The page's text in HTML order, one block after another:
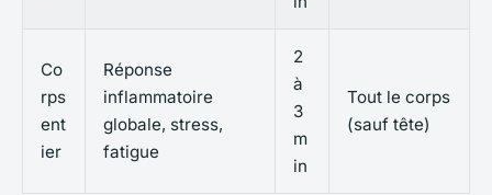
Co
rps
ent
ier
Réponse
inflammatoire
globale, stress,
fatigue
2
à
3
m
in
Tout le corps
(sauf tête)